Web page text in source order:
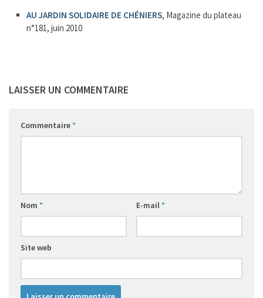
AU JARDIN SOLIDAIRE DE CHÉNIERS, Magazine du plateau
n°181, juin 2010
LAISSER UN COMMENTAIRE
Commentaire*
Nom * E-mail*
Site web